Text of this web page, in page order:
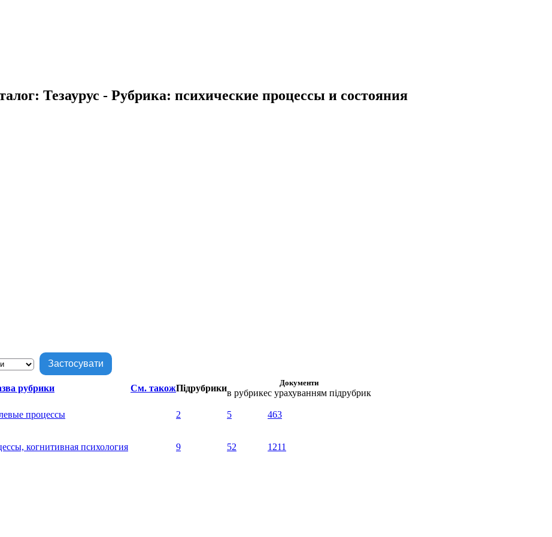
Тезаурус - Рубрика: психические процессы и состояния
рубрики См. такожПідрубрики
Документи
в рубрикес урахуванням підрубрик
процессы 2 5 463
когнитивная психология 9 52 1211